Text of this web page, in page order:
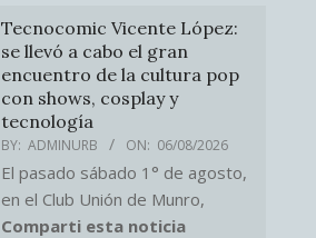
Tecnocomic Vicente López:
se llevó a cabo el gran
encuentro de la cultura pop
con shows, cosplay y
tecnología
BY: ADMINURB ON: 06/08/2026
El pasado sábado 1° de agosto,
en el Club Unión de Munro,
Comparti esta noticia